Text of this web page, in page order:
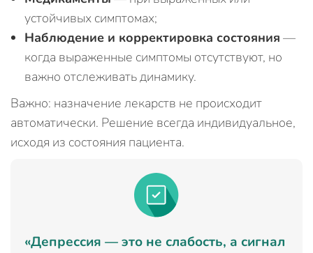
устойчивых симптомах;
Наблюдение и корректировка состояния —
когда выраженные симптомы отсутствуют, но
важно отслеживать динамику.
Важно: назначение лекарств не происходит
автоматически. Решение всегда индивидуальное,
исходя из состояния пациента.
«Депрессия — это не слабость, а сигнал